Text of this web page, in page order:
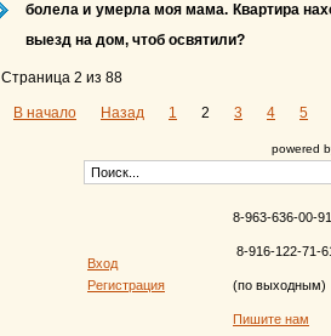
болела и умерла моя мама. Квартира
выезд на дом, чтоб освятили?
Страница 2 из 88
В начало Назад 1 2 3 4 5
powered
Вход
Регистрация
8-963-636-00-91
8-916-122-71-
(по выходным)
Пишите нам